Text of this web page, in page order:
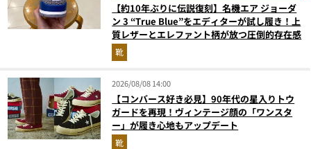
【約10年ぶりに伝説復刻】名機エア ジョーダ
ン 3 “True Blue”をエディターが試し履き！上
質レザーとエレファント柄が放つ圧倒的存在感
靴
2026/08/08 14:00
【コンバース好き必見】90年代の星入りトウ
ガードを再現！ヴィンテージ顔の「ワンスタ
ー」が履き心地もアップデート
靴